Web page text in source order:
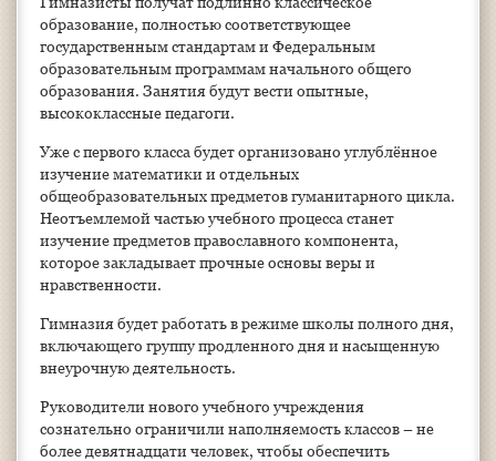
образование, полностью соответствующее
государственным стандартам и Федеральным
образовательным программам начального общего
образования. Занятия будут вести опытные,
высококлассные педагоги.
Уже с первого класса будет организовано углублённое
изучение математики и отдельных
общеобразовательных предметов гуманитарного цикла.
Неотъемлемой частью учебного процесса станет
изучение предметов православного компонента,
которое закладывает прочные основы веры и
нравственности.
Гимназия будет работать в режиме школы полного дня,
включающего группу продленного дня и насыщенную
внеурочную деятельность.
Руководители нового учебного учреждения
сознательно ограничили наполняемость классов – не
более девятнадцати человек, чтобы обеспечить